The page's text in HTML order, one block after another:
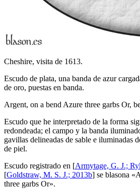
Cheshire, visita de 1613.
Escudo de plata, una banda de azur
de oro, puestas en banda.
Argent, on a bend Azure three garbs Or,
Escudo que he interpretado de la forma
redondeada; el campo y la banda
gavillas delineadas de sable e iluminadas
de piel.
Escudo registrado en [Armytage, G. J.;
[Goldstraw, M. S. J.; 2013b] se blasona «
three garbs Or».